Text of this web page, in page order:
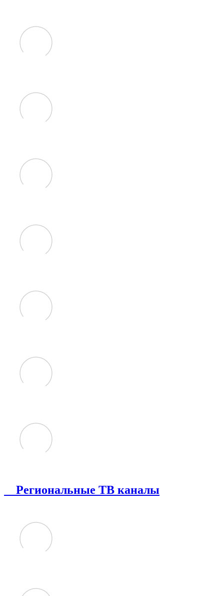
Региональные ТВ каналы